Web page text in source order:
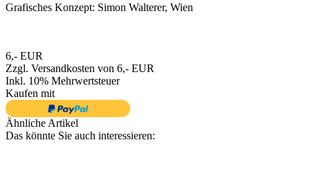
Grafisches Konzept: Simon Walterer, Wien
6,- EUR
Zzgl. Versandkosten von 6,- EUR
Inkl. 10% Mehrwertsteuer
Kaufen mit
Ähnliche Artikel
Das könnte Sie auch interessieren: